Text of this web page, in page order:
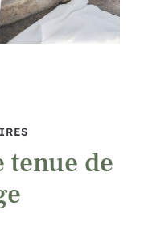
tenue de